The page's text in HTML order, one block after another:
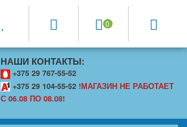
0
НАШИ КОНТАКТЫ:
+375 29 767-55-52
+375 29 104-55-52 !МАГАЗИН НЕ РАБОТАЕТ
С 06.08 ПО 08.08!